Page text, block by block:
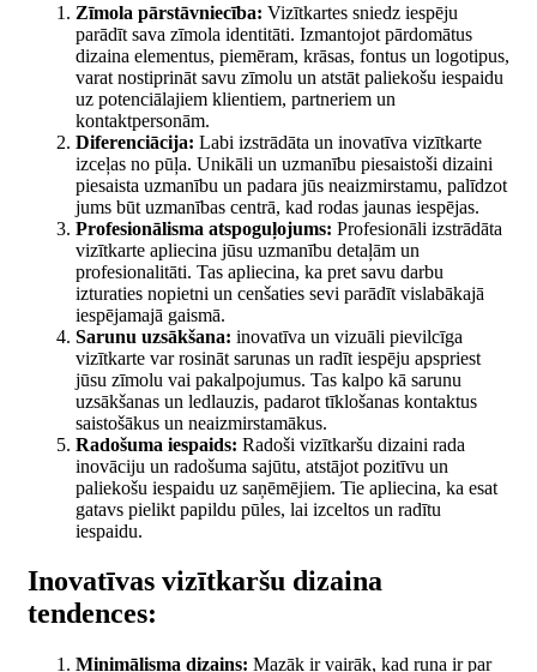
Zīmola pārstāvniecība: Vizītkartes sniedz iespēju
parādīt sava zīmola identitāti. Izmantojot pārdomātus
dizaina elementus, piemēram, krāsas, fontus un logotipus,
varat nostiprināt savu zīmolu un atstāt paliekošu iespaidu
uz potenciālajiem klientiem, partneriem un
kontaktpersonām.
Diferenciācija: Labi izstrādāta un inovatīva vizītkarte
izceļas no pūļa. Unikāli un uzmanību piesaistoši dizaini
piesaista uzmanību un padara jūs neaizmirstamu, palīdzot
jums būt uzmanības centrā, kad rodas jaunas iespējas.
Profesionālisma atspoguļojums: Profesionāli izstrādāta
vizītkarte apliecina jūsu uzmanību detaļām un
profesionalitāti. Tas apliecina, ka pret savu darbu
izturaties nopietni un cenšaties sevi parādīt vislabākajā
iespējamajā gaismā.
Sarunu uzsākšana: inovatīva un vizuāli pievilcīga
vizītkarte var rosināt sarunas un radīt iespēju apspriest
jūsu zīmolu vai pakalpojumus. Tas kalpo kā sarunu
uzsākšanas un ledlauzis, padarot tīklošanas kontaktus
saistošākus un neaizmirstamākus.
Radošuma iespaids: Radoši vizītkaršu dizaini rada
inovāciju un radošuma sajūtu, atstājot pozitīvu un
paliekošu iespaidu uz saņēmējiem. Tie apliecina, ka esat
gatavs pielikt papildu pūles, lai izceltos un radītu
iespaidu.
Inovatīvas vizītkaršu dizaina
tendences:
Minimālisma dizains: Mazāk ir vairāk, kad runa ir par